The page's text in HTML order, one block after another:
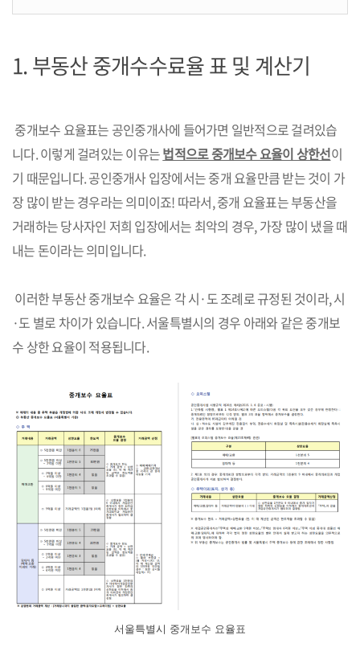
1.부동산 중개수수료율 표 및 계산기
중개보수 요율표는 공인중개사에 들어가면 일반적으로 걸려있습
니다. 이렇게 걸려있는 이유는법적으로 중개보수 요율이 상한선이
기 때문입니다. 공인중개사 입장에서는 중개 요율만큼 받는 것이 가
장 많이 받는 경우라는 의미이죠! 따라서, 중개 요율표는 부동산을
거래하는 당사자인 저희 입장에서는 최악의 경우, 가장 많이 냈을 때
내는 돈이라는 의미입니다.
이러한 부동산 중개보수 요율은 각 시·도 조례로 규정된 것이라, 시
·도 별로 차이가 있습니다. 서울특별시의 경우 아래와 같은 중개보
수 상한 요율이 적용됩니다.
서울특별시 중개보수 요율표